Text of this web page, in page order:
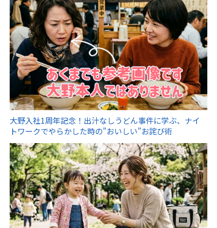
大野入社1周年記念！出汁なしうどん事件に学ぶ、ナイ
トワークでやらかした時の”おいしい”お詫び術